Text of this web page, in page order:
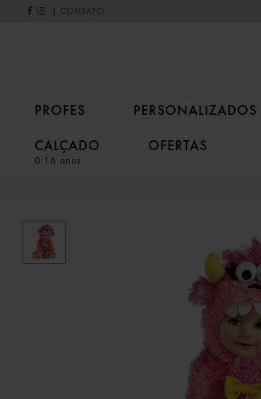
CONTATO
PROFES PERSONALIZADOS
CALÇADO
0-16 anos
OFERTAS